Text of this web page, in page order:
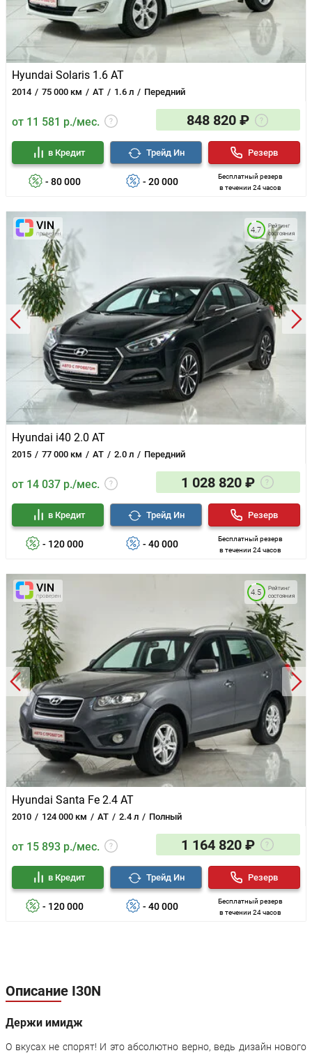
Hyundai Solaris 1.6 AT
2014 75 000 км AT 1.6 л Передний
от 11 581 р./мес. 848 820 ₽
- 80 000
в Кредит
- 20 000
Трейд Ин
Бесплатный резерв
в течении 24 часов
Резерв
Hyundai i40 2.0 AT
2015 77 000 км AT 2.0 л Передний
Рейтинг
состояния
4.7
от 14 037 р./мес. 1 028 820 ₽
- 120 000
в Кредит
- 40 000
Трейд Ин
Бесплатный резерв
в течении 24 часов
Резерв
Hyundai Santa Fe 2.4 AT
2010 124 000 км AT 2.4 л Полный
Рейтинг
состояния
4.5
от 15 893 р./мес. 1 164 820 ₽
- 120 000
в Кредит
- 40 000
Трейд Ин
Бесплатный резерв
в течении 24 часов
Резерв
Описание I30N
Держи имидж
О вкусах не спорят! И это абсолютно верно, ведь дизайн нового